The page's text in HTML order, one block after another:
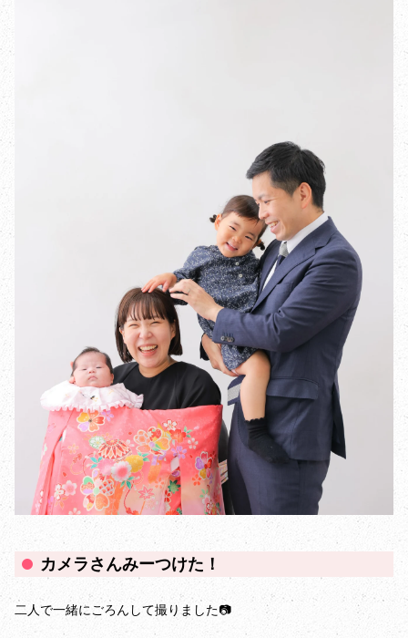
カメラさんみーつけた！
二人で一緒にごろんして撮りました📷